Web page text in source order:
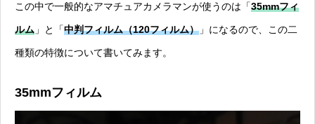
この中で一般的なアマチュアカメラマンが使うのは 「35mmフィ
ルム 」と「中判フィルム（120フィルム） 」になるので、この二
種類の特徴について書いてみます。
35mmフィルム